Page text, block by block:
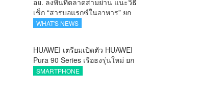
อย. ลงพื้นที่ตลาดสามย่าน แนะวิธี
เช็ก “สารบอแรกซ์ในอาหาร” ยก
ระดับตลาดสดปลอดภัยเพื่อผู้
WHAT'S NEWS
HUAWEI เตรียมเปิดตัว HUAWEI
Pura 90 Series เรือธงรุ่นใหม่ ยก
ระดับทุกโมเมนต์สำคัญของชีวิต
SMARTPHONE